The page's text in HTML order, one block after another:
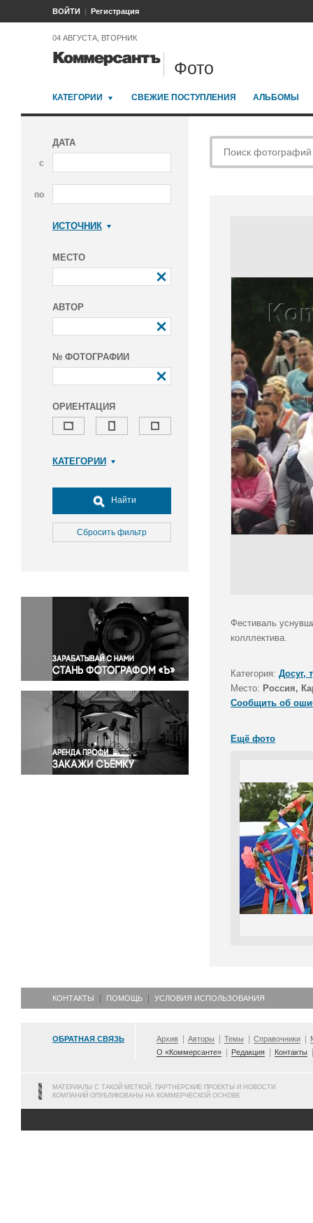
ВОЙТИ Регистрация
04 АВГУСТА, ВТОРНИК
Фото
КАТЕГОРИИ СВЕЖИЕ ПОСТУПЛЕНИЯ АЛЬБОМЫ
ДАТА
с
по
ИСТОЧНИК
МЕСТО
АВТОР
№ ФОТОГРАФИИ
ОРИЕНТАЦИЯ
КАТЕГОРИИ
Досуг, туризм и отдых
Культура
Медицина
Окружающая среда
Политика
Правосудие
Происшествия и конфликты
Религия
Светская жизнь
Спорт
Экология
Экономика и бизнес
Найти
Сбросить фильтр
Фестиваль
колллектива.
Категория: Досуг,
Место: Россия,
Сообщить об
Ещё фото
КОНТАКТЫ ПОМОЩЬ УСЛОВИЯ ИСПОЛЬЗОВАНИЯ
ОБРАТНАЯ СВЯЗЬ Архив Авторы Темы Справочники
О «Коммерсанте»
Редакция Контакты
МАТЕРИАЛЫ С ТАКОЙ МЕТКОЙ, ПАРТНЕРСКИЕ ПРОЕКТЫ И НОВОСТИ
КОМПАНИЙ ОПУБЛИКОВАНЫ НА КОММЕРЧЕСКОЙ ОСНОВЕ